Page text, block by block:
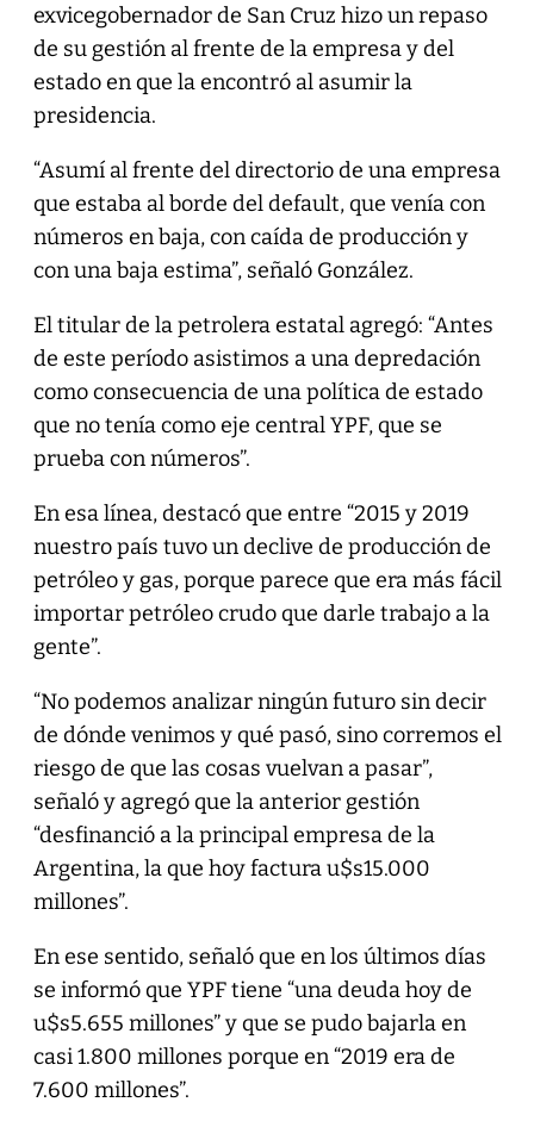
exvicegobernador de San Cruz hizo un repaso
de su gestión al frente de la empresa y del
estado en que la encontró al asumir la
presidencia.
“Asumí al frente del directorio de una empresa
que estaba al borde del default, que venía con
números en baja, con caída de producción y
con una baja estima”, señaló González.
El titular de la petrolera estatal agregó: “Antes
de este período asistimos a una depredación
como consecuencia de una política de estado
que no tenía como eje central YPF, que se
prueba con números”.
En esa línea, destacó que entre “2015 y 2019
nuestro país tuvo un declive de producción de
petróleo y gas, porque parece que era más fácil
importar petróleo crudo que darle trabajo a la
gente”.
“No podemos analizar ningún futuro sin decir
de dónde venimos y qué pasó, sino corremos el
riesgo de que las cosas vuelvan a pasar”,
señaló y agregó que la anterior gestión
“desfinanció a la principal empresa de la
Argentina, la que hoy factura u$s15.000
millones”.
En ese sentido, señaló que en los últimos días
se informó que YPF tiene “una deuda hoy de
u$s5.655 millones” y que se pudo bajarla en
casi 1.800 millones porque en “2019 era de
7.600 millones”.